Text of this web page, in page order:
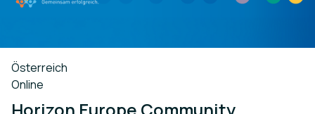
Österreich
Online
Horizon Europe Community